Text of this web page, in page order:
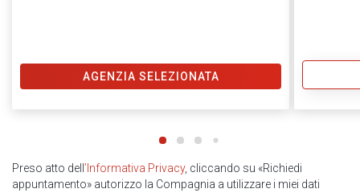
AGENZIA SELEZIONATA
Preso atto dell ’Informativa Privacy, cliccando su «Richiedi
appuntamento» autorizzo la Compagnia a utilizzare i miei dati